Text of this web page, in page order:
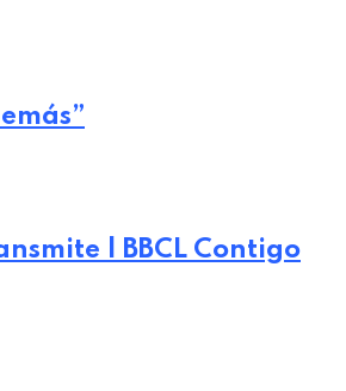
| BBCL Contigo